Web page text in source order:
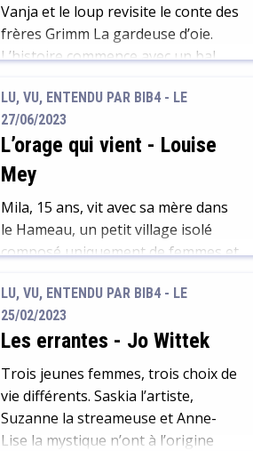
homme insipide et terne, héritier
de […]
Vanja et le loup revisite le conte des
frères Grimm La gardeuse d’oie.
L’histoire commence avec un bal,
lecteur se rend très rapidement
compte qu’au lieu d’une douce
princesse, il a affaire à une voleuse
de haute voltige, qui use d’un
charme pour se faire passer pour
une […]
LU, VU, ENTENDU PAR BIB4 - LE
27/06/2023
L’orage qui vient - Louise
Mey
Mila, 15 ans, vit avec sa mère dans
le Hameau, un petit village isolé
composé uniquement de femmes et
cette communauté vit dans
l’harmonie et le partage, chacune
mettant au service de tous ses
préserver leur tranquillité, la
prudence est de mise, le hameau et
ses […]
LU, VU, ENTENDU PAR BIB4 - LE
25/02/2023
Les errantes - Jo Wittek
Trois jeunes femmes, trois choix de
vie différents. Saskia l’artiste,
Suzanne la streameuse et Anne-
Lise la mystique n’ont à l’origine